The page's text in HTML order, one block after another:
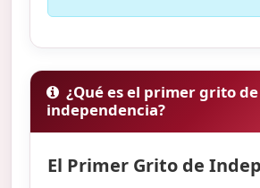
¿Qué es el primer grito de
independencia?
El Primer Grito de